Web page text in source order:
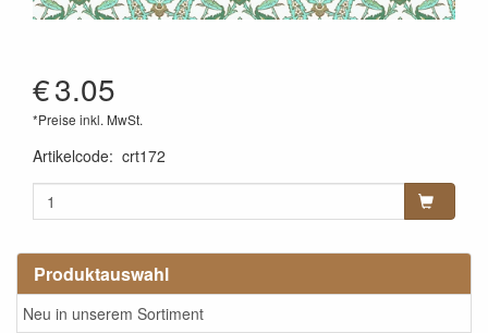
Produktauswahl
Neu in unserem Sortiment
€3.05
*Preise inkl. MwSt.
Artikelcode: crt172